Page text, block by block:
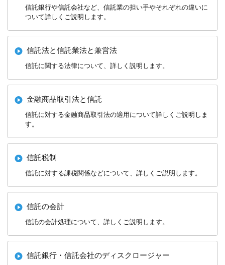
信託銀行や信託会社など、信託業の担い手やそれぞれの違いに
ついて詳しくご説明します。
信託法と信託業法と兼営法
信託に関する法律について、詳しく説明します。
金融商品取引法と信託
信託に対する金融商品取引法の適用について詳しくご説明しま
す。
信託税制
信託に対する課税関係などについて、詳しくご説明します。
信託の会計
信託の会計処理について、詳しくご説明します。
信託銀行・信託会社のディスクロージャー